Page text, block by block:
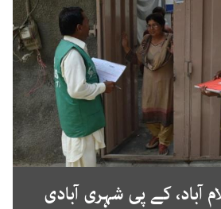
آباد، کے پی شہری آبادی